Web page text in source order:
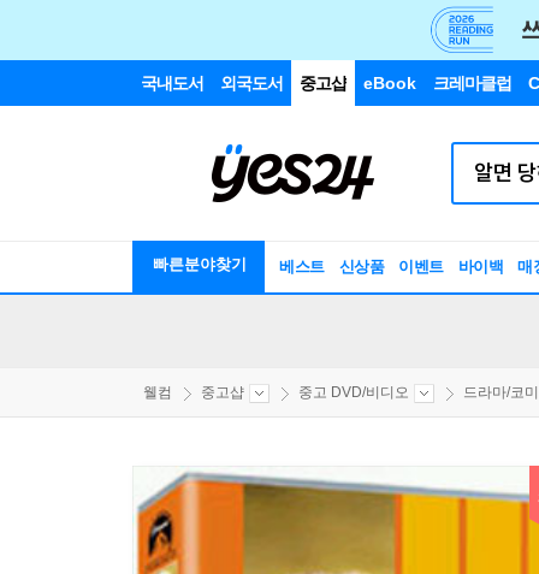
국내도서 외국도서 중고샵 eBook 크레마클럽
빠른분야찾기 베스트 신상품 이벤트 바이백 매
웰컴 중고샵 중고 DVD/비디오 드라마/코